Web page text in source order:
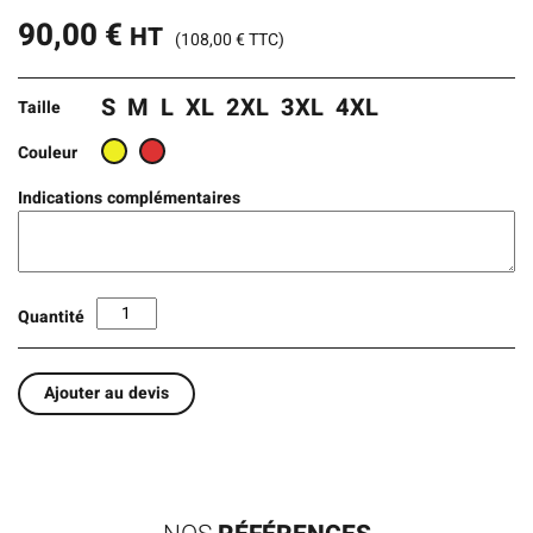
90,00 € HT (108,00€TTC)
Taille S M L XL 2XL 3XL 4XL
Couleur
Indications complémentaires
Quantité
Ajouter au devis